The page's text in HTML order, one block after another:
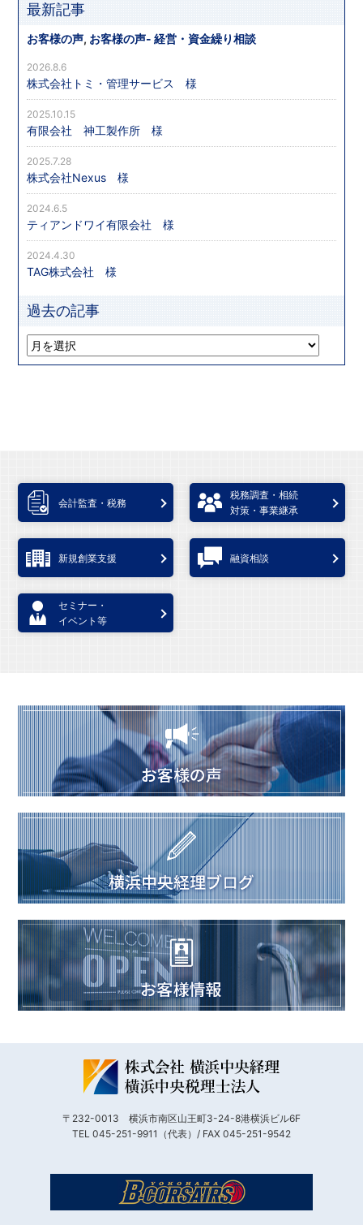
最新記事
お客様の声, お客様の声- 経営・資金繰り相談
株式会社トミ・管理サービス 様
2026.8.6
有限会社 神工製作所 様
2025.10.15
株式会社Nexus 様
2025.7.28
ティアンドワイ有限会社 様
2024.6.5
TAG株式会社 様
2024.4.30
過去の記事
会計監査・税務
税務調査・相続
対策・事業継承
新規創業支援 融資相談
セミナー・
イベント等
〒232-0013 横浜市南区山王町3-24-8港横浜ビル6F
TEL 045-251-9911（代表）/ FAX 045-251-9542